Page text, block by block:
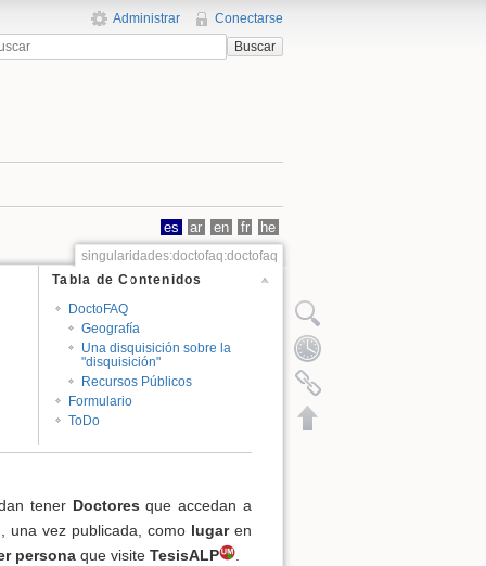
Administrar
Conectarse
Buscar
es ar en fr he
singularidades:doctofaq:doctofaq
Tabla de Contenidos
DoctoFAQ
Geografía
Una disquisición sobre la
"disquisición"
Recursos Públicos
Formulario
ToDo
tener Doctores que accedan a
, una vez publicada, como lugaren
persona que visite TesisALP .